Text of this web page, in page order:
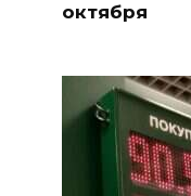
октября